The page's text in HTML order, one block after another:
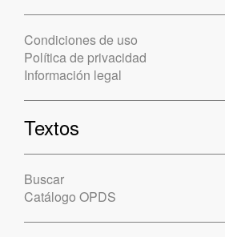
Condiciones de uso
Política de privacidad
Información legal
Textos
Buscar
Catálogo OPDS